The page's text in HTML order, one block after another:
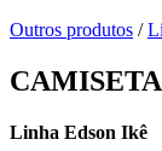
Outros produtos /
Linha Edson Ikê